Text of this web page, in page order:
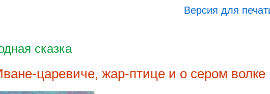
Версия для
сказка
царевиче, жар-птице и о сером волке